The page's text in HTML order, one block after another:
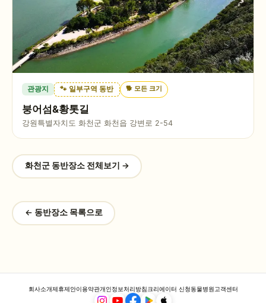
관광지 🐾 일부구역 동반 🐕 모든 크기
붕어섬&황톳길
강원특별자치도 화천군 화천읍 강변로 2-54
화천군동반장소 전체보기 →
← 동반장소 목록으로
회사소개제휴제안이용약관개인정보처리방침크리에이터 신청동물병원고객센터